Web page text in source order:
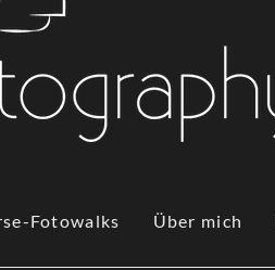
Fotowalks Über mich